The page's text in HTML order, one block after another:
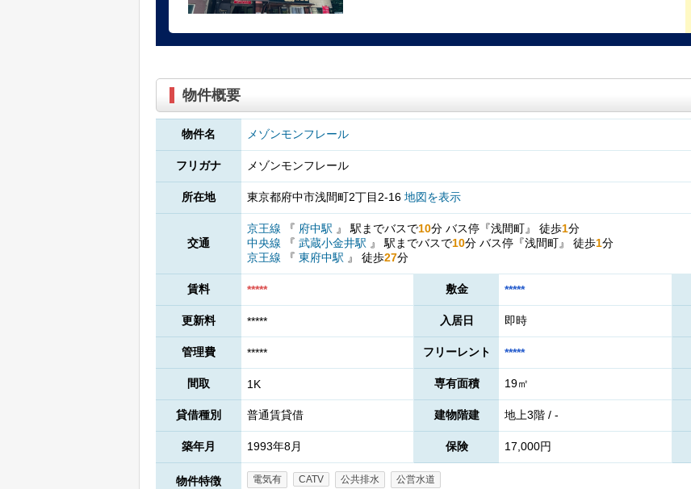
物件概要
物件名 メゾンモンフレール
フリガナ メゾンモンフレール
所在地 東京都府中市浅間町2丁目2-16 地図を表示
交通
京王線 『 府中駅 』 駅までバスで10分 バス停『浅間町』 徒歩1分
中央線
『 武蔵小金井駅 』 駅までバスで10分 バス停『浅間町』 徒歩1分
京王線
『 東府中駅 』 徒歩27分
賃料 ***** 敷金 *****
更新料 ***** 入居日 即時
管理費 ***** フリーレント *****
間取 1K 専有面積 19㎡
貸借種別 普通賃貸借 建物階建 地上3階 / -
築年月 1993年8月 保険 17,000円
物件特徴 電気有 CATV 公共排水 公営水道